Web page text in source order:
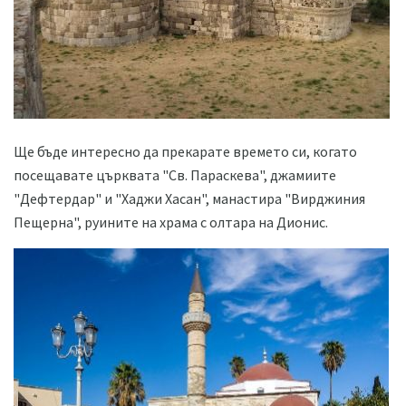
Ще бъде интересно да прекарате времето си, когато
посещавате църквата "Св. Параскева", джамиите
"Дефтердар" и "Хаджи Хасан", манастира "Вирджиния
Пещерна", руините на храма с олтара на Дионис.